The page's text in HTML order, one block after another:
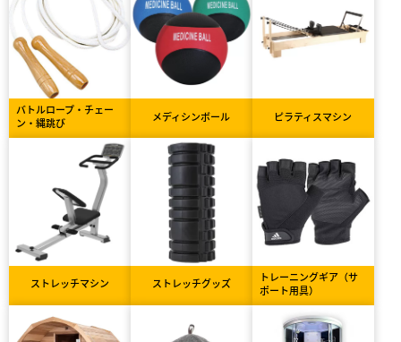
バトルロープ・チェー
ン・縄跳び
メディシンボール ピラティスマシン
ストレッチマシン ストレッチグッズ
トレーニングギア（サ
ポート用具）